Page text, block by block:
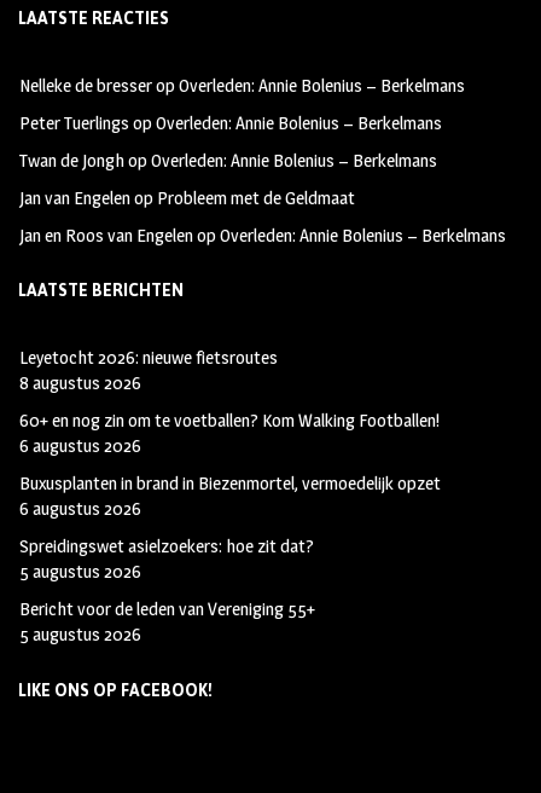
b
oo
k
ag
m
tt
LAATSTE REACTIES
Nelleke de bresseropOverleden: Annie Bolenius – Berkelmans
Peter Tuerlings opOverleden: Annie Bolenius – Berkelmans
Twan de JonghopOverleden: Annie Bolenius – Berkelmans
Jan van Engelenop Probleem met de Geldmaat
Jan en Roos van EngelenopOverleden: Annie Bolenius – Berkelmans
LAATSTE BERICHTEN
Leyetocht 2026: nieuwe fietsroutes
8 augustus 2026
60+ en nog zin om te voetballen? Kom Walking Footballen!
6 augustus 2026
Buxusplanten in brand in Biezenmortel, vermoedelijk opzet
6 augustus 2026
Spreidingswet asielzoekers: hoe zit dat?
5 augustus 2026
Bericht voor de leden van Vereniging 55+
5 augustus 2026
LIKE ONS OP FACEBOOK!